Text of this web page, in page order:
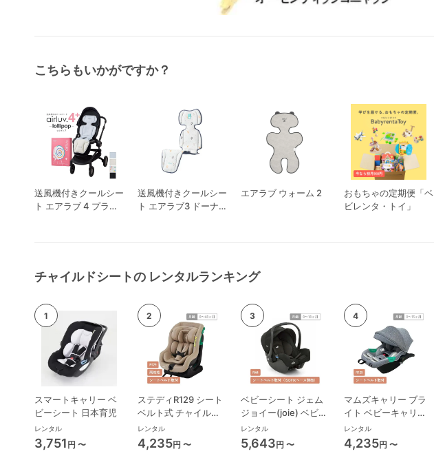
こちらもいかがですか？
送風機付きクールシー
ト エアラブ 4 プラス
送風機付きクールシー
ト エアラブ3 ドーナ
エアラブ ウォーム 2
おもちゃの定期便「ベ
ビレンタ・トイ」
チャイルドシートの レンタルランキング
スマートキャリー ベ
ビーシート 日本育児
レンタル
3,751 円 〜
ステディR129 シート
ベルト式 チャイルド
シート ジョイー(joie)
レンタル
4,235円 〜
ベビーシート ジェム
ジョイー(joie) ベビー
シート
レンタル
5,643円 〜
マムズキャリー ブラ
イト ベビーキャリー
ベビーシート 西松屋
レンタル
4,235円 〜